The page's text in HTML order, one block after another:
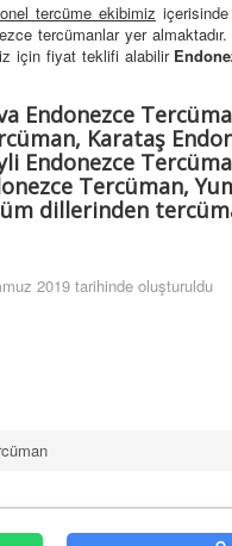
tercüme ekibimiz
tercümanlar yer
için fiyat teklifi alabilir
Endonezce
Karataş
Endonezce
Tercüman,
dillerinden
2019 tarihinde oluşturuldu